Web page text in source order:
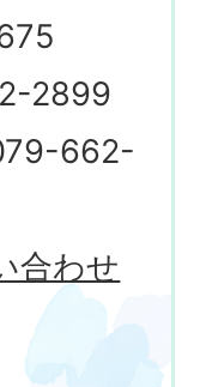
2899
662-
合わせ